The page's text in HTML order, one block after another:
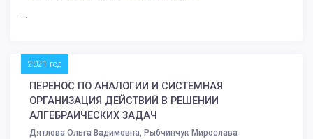
...
2021 год
ПЕРЕНОС ПО АНАЛОГИИ И СИСТЕМНАЯ
ОРГАНИЗАЦИЯ ДЕЙСТВИЙ В РЕШЕНИИ
АЛГЕБРАИЧЕСКИХ ЗАДАЧ
Дятлова Ольга Вадимовна, Рыбчинчук Мирослава